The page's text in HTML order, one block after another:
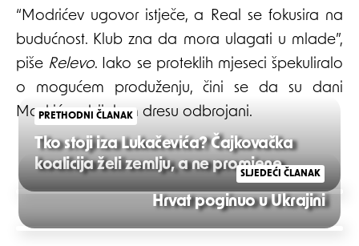
“Modrićev ugovor istječe, a Real se fokusira na
budućnost. Klub zna da mora ulagati u mlade”,
piše Relevo. Iako se proteklih mjeseci špekuliralo
o mogućem produženju, čini se da su dani
Modrića u bijelom dresu odbrojani.
Post
navigation
PRETHODNI ČLANAK
Tko stoji iza Lukačevića? Čajkovačka
koalicija želi zemlju, a ne promjene
SLJEDEĆI ČLANAK
Hrvat poginuo u Ukrajini